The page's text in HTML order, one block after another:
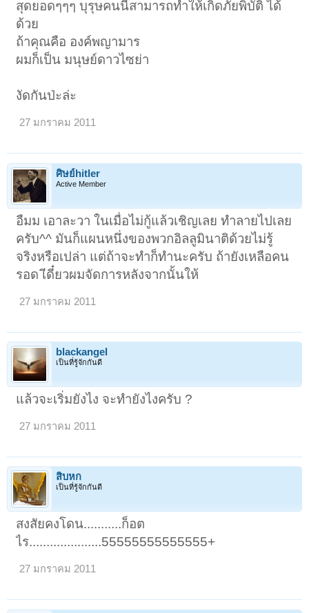
สุดยอดๆๆๆ บุรุษคนนี้สามารถทำให้เกิดภัยพิบัติ ได้
ด้วย
ถ้าคุณคือ องค์พญามาร
ผมก็เป็น มนุษย์ดาวไซย่า
งัดกันป่ะล่ะ
27 มกราคม 2011
ศิษย์hitler
Active Member
อืมม เอาละวา ในเมื่อไม่กู้แล้วเชิญเลย ทำลายไปเลย
ครับ^^ มันก็แผนหนึ่งของพวกอิลลูมินาติด้วยไม่รู้
จริงหรือเปล่า แต่ถ้าจะทำก็ทำนะครับ ถ้ายังเหลือคน
รอด เีดี๋ยวผมจัดการหลังจากนั้นให้
27 มกราคม 2011
blackangel
เป็นที่รู้จักกันดี
แล้วจะเริ่มยังไง จะทำยังไงครับ ?
27 มกราคม 2011
สิบหก
เป็นที่รู้จักกันดี
สงสัยคงโดน...........ก็อต
ไร.....................55555555555555+
27 มกราคม 2011